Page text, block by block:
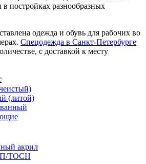
в постройках разнообразных
одежда и обувь для рабочих во
Спецодежда в Санкт-Петербурге
с доставкой к месту
(литой)
акрил
ТОСН